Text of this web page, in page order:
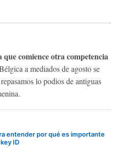
comience otra competencia
a mediados de agosto se
lo podios de antiguas
entender por qué es importante
ID